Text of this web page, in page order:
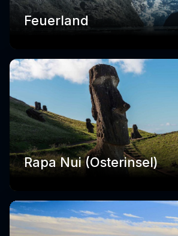
Feuerland
Rapa Nui (Osterinsel)